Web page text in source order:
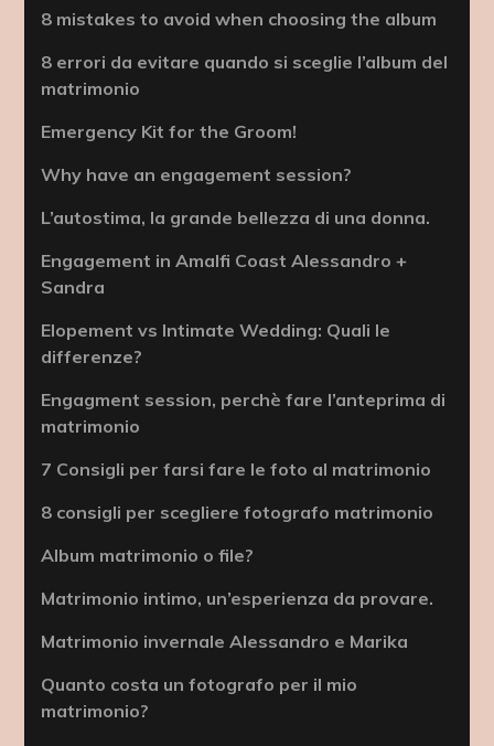
8 mistakes to avoid when choosing the album
8 errori da evitare quando si sceglie l’album del
matrimonio
Emergency Kit for the Groom!
Why have an engagement session?
L’autostima, la grande bellezza di una donna.
Engagement in Amalfi Coast Alessandro +
Sandra
Elopement vs Intimate Wedding: Quali le
differenze?
Engagment session, perchè fare l’anteprima di
matrimonio
7 Consigli per farsi fare le foto al matrimonio
8 consigli per scegliere fotografo matrimonio
Album matrimonio o file?
Matrimonio intimo, un’esperienza da provare.
Matrimonio invernale Alessandro e Marika
Quanto costa un fotografo per il mio
matrimonio?